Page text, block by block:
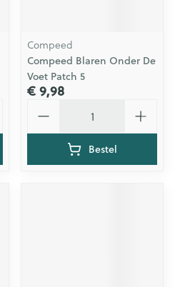
Compeed
Compeed Blaren Onder De
Voet Patch 5
€ 9,98
Bestel